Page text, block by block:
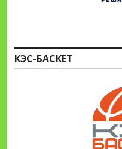
КЭС-БАСКЕТ